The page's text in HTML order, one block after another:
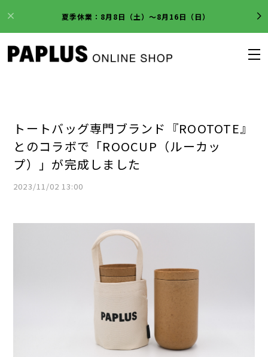
夏季休業：8月8日（土）～8月16日（日）
トートバッグ専門ブランド『ROOTOTE』
とのコラボで「ROOCUP（ルーカッ
プ）」が完成しました
2023/11/02 13:00